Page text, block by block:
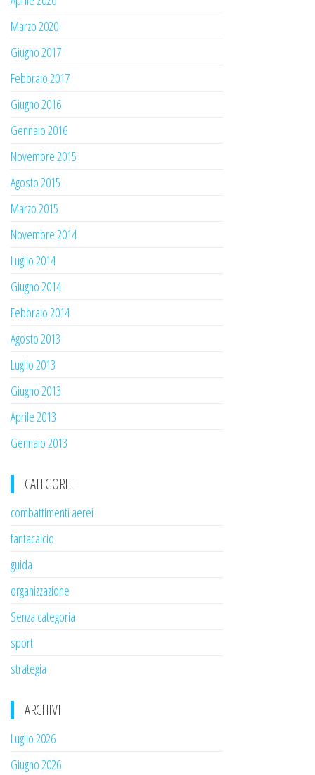
Marzo 2020
Giugno 2017
Febbraio 2017
Giugno 2016
Gennaio 2016
Novembre 2015
Agosto 2015
Marzo 2015
Novembre 2014
Luglio 2014
Giugno 2014
Febbraio 2014
Agosto 2013
Luglio 2013
Giugno 2013
Aprile 2013
Gennaio 2013
CATEGORIE
combattimenti aerei
fantacalcio
guida
organizzazione
Senza categoria
sport
strategia
ARCHIVI
Luglio 2026
Giugno 2026